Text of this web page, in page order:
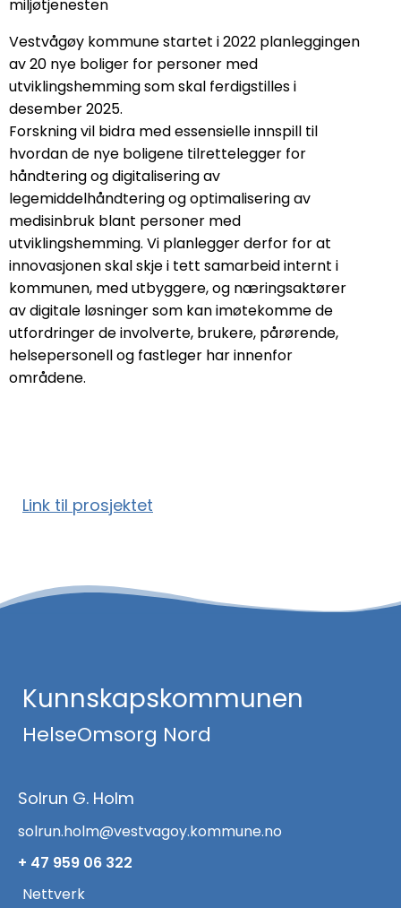
miljøtjenesten
Vestvågøy kommune startet i 2022 planleggingen
av 20 nye boliger for personer med
utviklingshemming som skal ferdigstilles i
desember 2025.
Forskning vil bidra med essensielle innspill til
hvordan de nye boligene tilrettelegger for
håndtering og digitalisering av
legemiddelhåndtering og optimalisering av
medisinbruk blant personer med
utviklingshemming. Vi planlegger derfor for at
innovasjonen skal skje i tett samarbeid internt i
kommunen, med utbyggere, og næringsaktører
av digitale løsninger som kan imøtekomme de
utfordringer de involverte, brukere, pårørende,
helsepersonell og fastleger har innenfor
områdene.
Link til prosjektet
Kunnskapskommunen
HelseOmsorg Nord
Solrun G. Holm
solrun.holm@vestvagoy.kommune.no
+ 47 959 06 322
Nettverk